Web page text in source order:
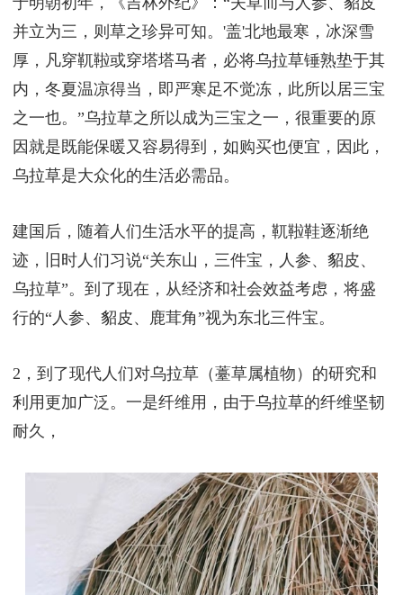
并立为三，则草之珍异可知。'盖'北地最寒，冰深雪
厚，凡穿靰鞡或穿塔塔马者，必将乌拉草锤熟垫于其
内，冬夏温凉得当，即严寒足不觉冻，此所以居三宝
之一也。”乌拉草之所以成为三宝之一，很重要的原
因就是既能保暖又容易得到，如购买也便宜，因此，
乌拉草是大众化的生活必需品。
建国后，随着人们生活水平的提高，靰鞡鞋逐渐绝
迹，旧时人们习说“关东山，三件宝，人参、貂皮、
乌拉草”。到了现在，从经济和社会效益考虑，将盛
行的“人参、貂皮、鹿茸角”视为东北三件宝。
2，到了现代人们对乌拉草（薹草属植物）的研究和
利用更加广泛。一是纤维用，由于乌拉草的纤维坚韧
耐久，